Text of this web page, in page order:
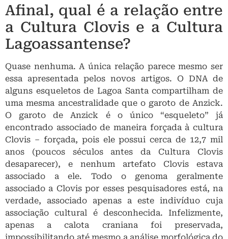
alguns esqueletos de Lagoa Santa compartilham de
uma mesma ancestralidade que o garoto de Anzick.
O garoto de Anzick é o único “esqueleto” já
encontrado associado de maneira forçada à cultura
Clovis – forçada, pois ele possui cerca de 12,7 mil
anos (poucos séculos antes da Cultura Clovis
desaparecer), e nenhum artefato Clovis estava
associado a ele. Todo o genoma geralmente
associado a Clovis por esses pesquisadores está, na
verdade, associado apenas a este indivíduo cuja
associação cultural é desconhecida. Infelizmente,
apenas a calota craniana foi preservada,
impossibilitando até mesmo a análise morfológica do
crânio.
Como já foi
dito, nenhuma
cultura
arqueológica
sul-americana